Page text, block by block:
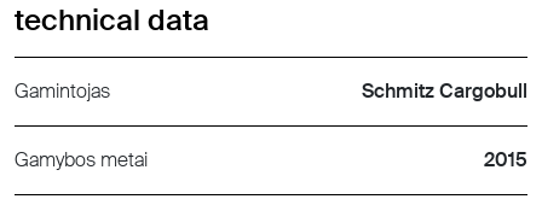
technical data
Gamintojas Schmitz Cargobull
Gamybos metai 2015